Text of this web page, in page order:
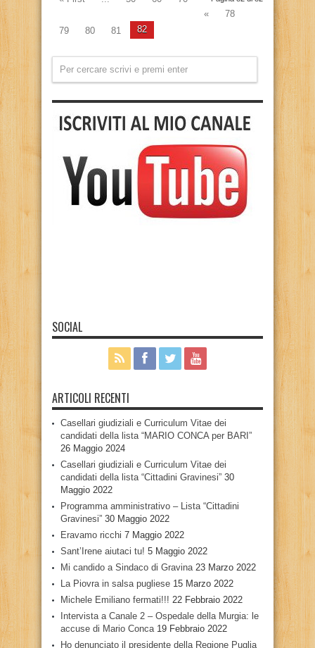
«
78
79
80 81 82
SOCIAL
ARTICOLI RECENTI
Casellari giudiziali e Curriculum Vitae dei
candidati della lista “MARIO CONCA per BARI”
26 Maggio 2024
Casellari giudiziali e Curriculum Vitae dei
candidati della lista “Cittadini Gravinesi” 30
Maggio 2022
Programma amministrativo – Lista “Cittadini
Gravinesi” 30 Maggio 2022
Eravamo ricchi 7 Maggio 2022
Sant’Irene aiutaci tu! 5 Maggio 2022
Mi candido a Sindaco di Gravina 23 Marzo 2022
La Piovra in salsa pugliese 15 Marzo 2022
Michele Emiliano fermati!!! 22 Febbraio 2022
Intervista a Canale 2 – Ospedale della Murgia: le
accuse di Mario Conca 19 Febbraio 2022
Ho denunciato il presidente della Regione Puglia